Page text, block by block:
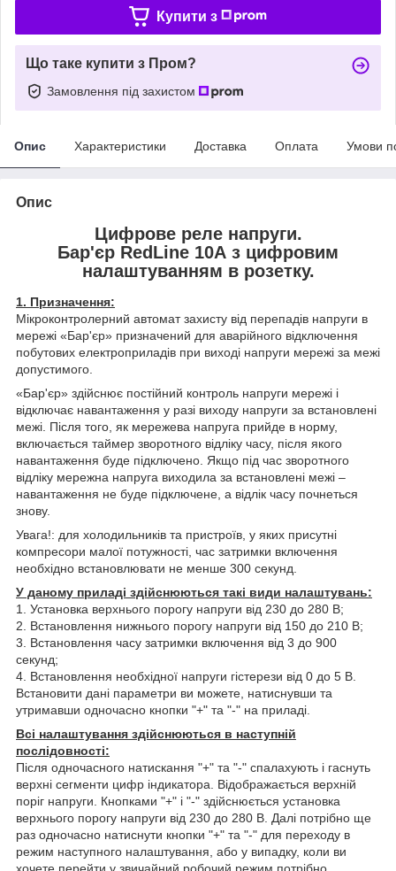
Купити з
Що таке купити з Пром?
Замовлення під захистом
Опис Характеристики Доставка Оплата Умови
Опис
Цифрове реле напруги.
Бар'єр RedLine 10А з цифровим
налаштуванням в розетку.
1. Призначення:
Мікроконтролерний автомат захисту від перепадів напруги в
мережі «Бар'єр» призначений для аварійного відключення
побутових електроприладів при виході напруги мережі за межі
допустимого.
«Бар'єр» здійснює постійний контроль напруги мережі і
відключає навантаження у разі виходу напруги за встановлені
межі. Після того, як мережева напруга прийде в норму,
включається таймер зворотного відліку часу, після якого
навантаження буде підключено. Якщо під час зворотного
відліку мережна напруга виходила за встановлені межі –
навантаження не буде підключене, а відлік часу почнеться
знову.
Увага!: для холодильників та пристроїв, у яких присутні
компресори малої потужності, час затримки включення
необхідно встановлювати не менше 300 секунд.
У даному приладі здійснюються такі види налаштувань:
1. Установка верхнього порогу напруги від 230 до 280 В;
2. Встановлення нижнього порогу напруги від 150 до 210 В;
3. Встановлення часу затримки включення від 3 до 900
секунд;
4. Встановлення необхідної напруги гістерези від 0 до 5 В.
Встановити дані параметри ви можете, натиснувши та
утримавши одночасно кнопки "+" та "-" на приладі.
Всі налаштування здійснюються в наступній
послідовності:
Після одночасного натискання "+" та "-" спалахують і гаснуть
верхні сегменти цифр індикатора. Відображається верхній
поріг напруги. Кнопками "+" і "-" здійснюється установка
верхнього порогу напруги від 230 до 280 В. Далі потрібно ще
раз одночасно натиснути кнопки "+" та "-" для переходу в
режим наступного налаштування, або у випадку, коли ви